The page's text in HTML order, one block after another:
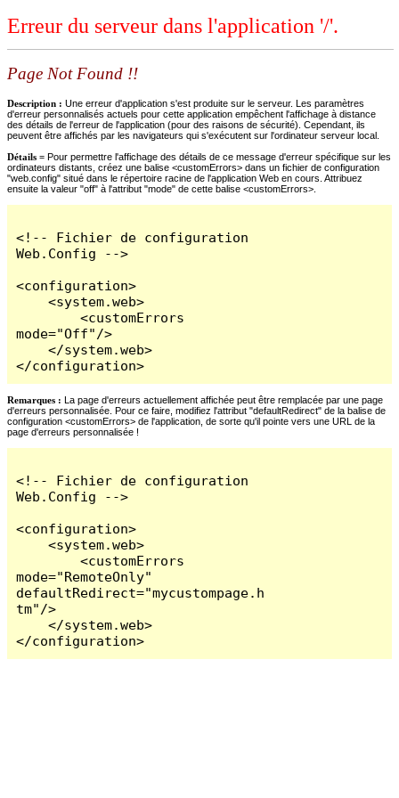
Erreur du serveur dans l'application '/'.
Page Not Found !!
Description : Une erreur d'application s'est produite sur le serveur. Les paramètres
d'erreur personnalisés actuels pour cette application empêchent l'affichage à distance
des détails de l'erreur de l'application (pour des raisons de sécurité). Cependant, ils
peuvent être affichés par les navigateurs qui s'exécutent sur l'ordinateur serveur local.
Détails = Pour permettre l'affichage des détails de ce message d'erreur spécifique sur les
ordinateurs distants, créez une balise <customErrors> dans un fichier de configuration
"web.config" situé dans le répertoire racine de l'application Web en cours. Attribuez
ensuite la valeur "off" à l'attribut "mode" de cette balise <customErrors>.
<!-- Fichier de configuration
Web.Config -->
<configuration>
    <system.web>
        <customErrors
mode="Off"/>
    </system.web>
</configuration>
Remarques : La page d'erreurs actuellement affichée peut être remplacée par une page
d'erreurs personnalisée. Pour ce faire, modifiez l'attribut "defaultRedirect" de la balise de
configuration <customErrors> de l'application, de sorte qu'il pointe vers une URL de la
page d'erreurs personnalisée !
<!-- Fichier de configuration
Web.Config -->
<configuration>
    <system.web>
        <customErrors
mode="RemoteOnly"
defaultRedirect="mycustompage.h
tm"/>
    </system.web>
</configuration>